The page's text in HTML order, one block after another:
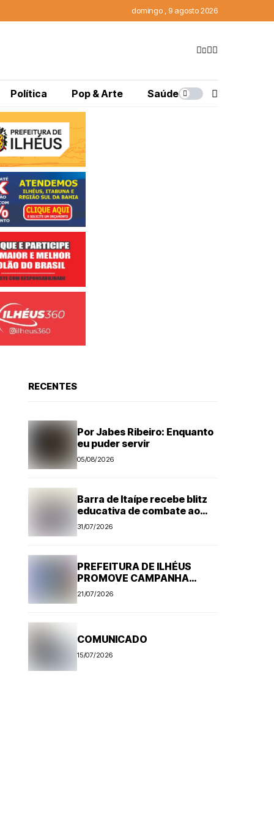
domingo , 9 agosto 2026
Política Pop & Arte Saúde
RECENTES
Por Jabes Ribeiro: Enquanto
eu puder servir
05/08/2026
Barra de Itaípe recebe blitz
educativa de combate ao
Aedes aegypti
31/07/2026
PREFEITURA DE ILHÉUS
PROMOVE CAMPANHA
ANTI-RÁBICA. VEJA
PROGRAMAÇÃO
21/07/2026
COMUNICADO
15/07/2026